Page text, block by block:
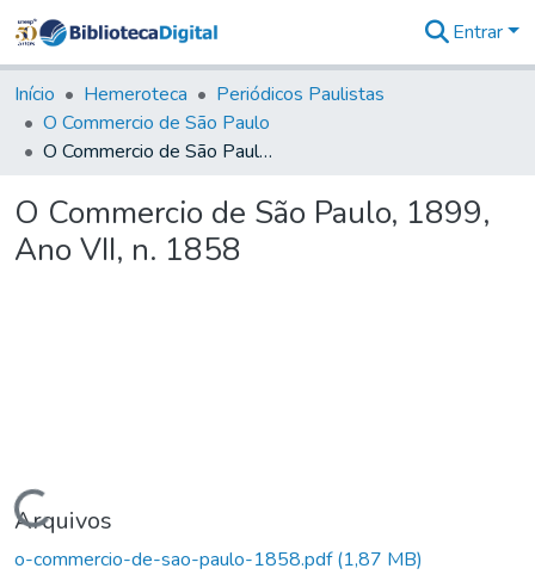
&
Coleções
Tudo na
Biblioteca
Estatísticas
Entrar
Início Hemeroteca
Periódicos Paulistas
O Commercio de São Paulo
O Commercio de São Paulo, 1899, Ano VII, n. 1858
O Commercio de São Paulo, 1899,
Ano VII, n. 1858
Carregando...
Arquivos
o-commercio-de-sao-paulo-1858.pdf(1,87 MB)